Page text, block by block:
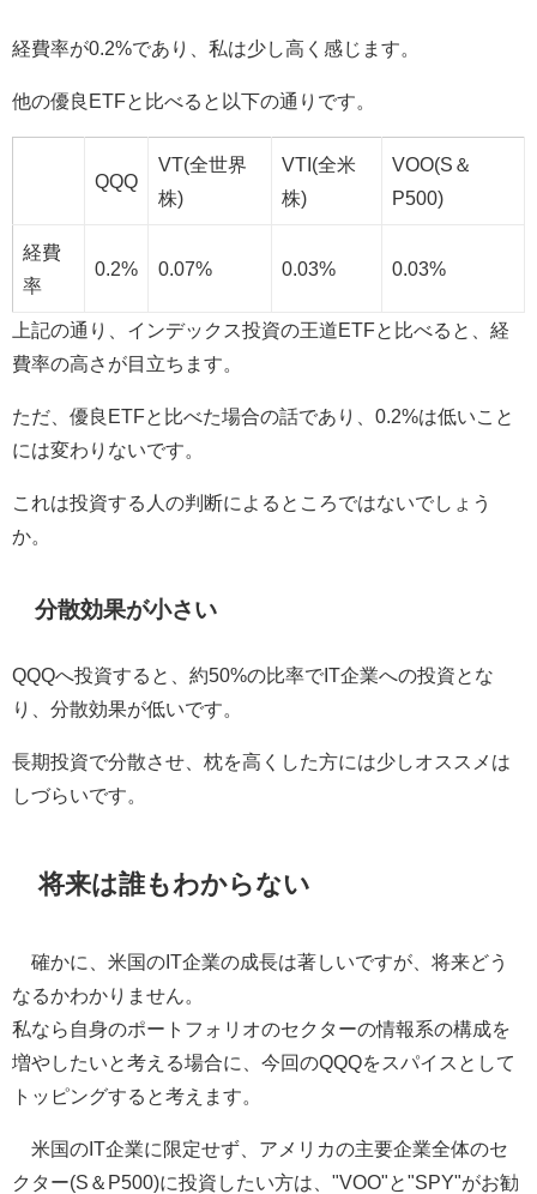
経費率が0.2%であり、私は少し高く感じます。
他の優良ETFと比べると以下の通りです。
QQQ
VT(全世界
株)
VTI(全米
株)
VOO(S＆
P500)
経費
率
0.2% 0.07% 0.03% 0.03%
上記の通り、インデックス投資の王道ETFと比べると、経
費率の高さが目立ちます。
ただ、優良ETFと比べた場合の話であり、0.2%は低いこと
には変わりないです。
これは投資する人の判断によるところではないでしょう
か。
分散効果が小さい
QQQへ投資すると、約50%の比率でIT企業への投資とな
り、分散効果が低いです。
長期投資で分散させ、枕を高くした方には少しオススメは
しづらいです。
将来は誰もわからない
確かに、米国のIT企業の成長は著しいですが、将来どう
なるかわかりません。
私なら自身のポートフォリオのセクターの情報系の構成を
増やしたいと考える場合に、今回のQQQをスパイスとして
トッピングすると考えます。
米国のIT企業に限定せず、アメリカの主要企業全体のセ
クター(S＆P500)に投資したい方は、"VOO"と"SPY"がお勧